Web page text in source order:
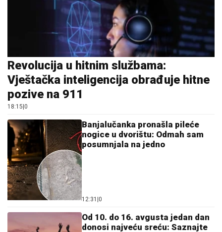
Revolucija u hitnim službama:
Vještačka inteligencija obrađuje hitne
pozive na 911
18:15 0
Banjalučanka pronašla pileće
nogice u dvorištu: Odmah sam
posumnjala na jedno
12:31 0
Od 10. do 16. avgusta jedan dan
donosi najveću sreću: Saznajte